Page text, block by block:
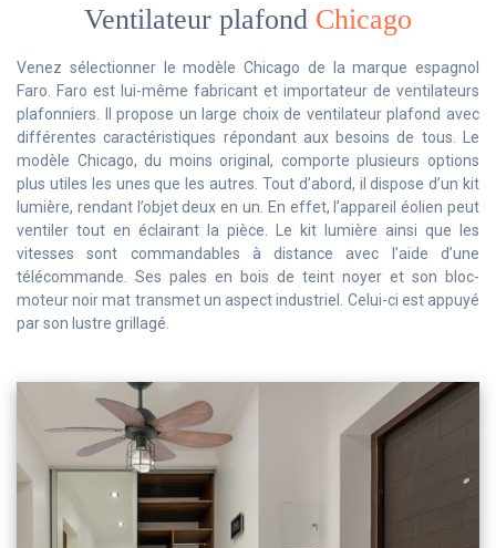
Ventilateur plafond Chicago
Venez sélectionner le modèle Chicago de la marque espagnol
Faro. Faro est lui-même fabricant et importateur de ventilateurs
plafonniers. Il propose un large choix de ventilateur plafond avec
différentes caractéristiques répondant aux besoins de tous. Le
modèle Chicago, du moins original, comporte plusieurs options
plus utiles les unes que les autres. Tout d’abord, il dispose d’un kit
lumière, rendant l’objet deux en un. En effet, l’appareil éolien peut
ventiler tout en éclairant la pièce. Le kit lumière ainsi que les
vitesses sont commandables à distance avec l’aide d’une
télécommande. Ses pales en bois de teint noyer et son bloc-
moteur noir mat transmet un aspect industriel. Celui-ci est appuyé
par son lustre grillagé.